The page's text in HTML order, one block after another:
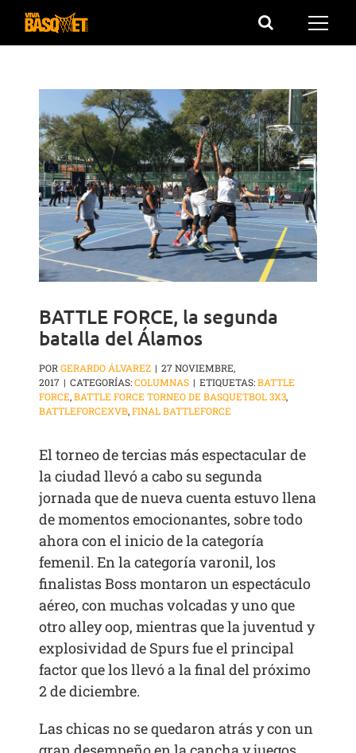
Saltar
BATTLE FORCE, la segunda
batalla del Álamos
PORGERARDO ÁLVAREZ | 27 NOVIEMBRE,
2017 | CATEGORÍAS:COLUMNAS | ETIQUETAS:BATTLE
FORCE,BATTLE FORCE TORNEO DE BASQUETBOL 3X3,
BATTLEFORCEXVB,FINAL BATTLEFORCE
El torneo de tercias más espectacular de
la ciudad llevó a cabo su segunda
jornada que de nueva cuenta estuvo llena
de momentos emocionantes, sobre todo
ahora con el inicio de la categoría
femenil. En la categoría varonil, los
finalistas Boss montaron un espectáculo
aéreo, con muchas volcadas y uno que
otro alley oop, mientras que la juventud y
explosividad de Spurs fue el principal
factor que los llevó a la final del próximo
2 de diciembre.
Las chicas no se quedaron atrás y con un